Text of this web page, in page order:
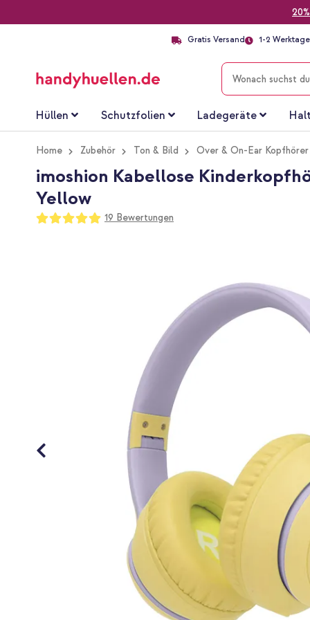
Gratis Versand 1-2
SUCHE
Hüllen Schutzfolien Ladegeräte
Home Zubehör Ton & Bild Over & On-Ear Kopfhörer
imoshion Kabellose
Yellow
Bewertung:
100
100
19 Bewertungen